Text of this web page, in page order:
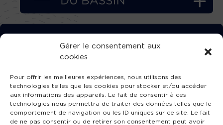
Gérer le consentement aux
cookies
Pour offrir les meilleures expériences, nous utilisons des
technologies telles que les cookies pour stocker et/ou accéder
aux informations des appareils. Le fait de consentir à ces
technologies nous permettra de traiter des données telles que le
comportement de navigation ou les ID uniques sur ce site. Le fait
de ne pas consentir ou de retirer son consentement peut avoir
TÉLÉCHARGEZ GRATUITEMENT
L’APPLICATION TVBA !
SUIVEZ-NOUS !